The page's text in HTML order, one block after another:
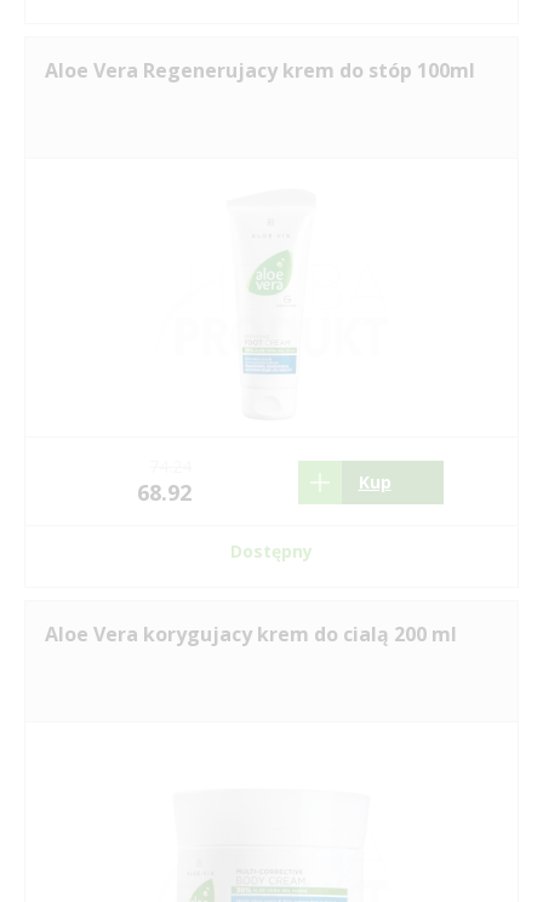
Aloe Vera Regenerujacy krem do stóp 100ml
68.92 Kup
Dostępny
Aloe Vera korygujacy krem do cialą 200 ml